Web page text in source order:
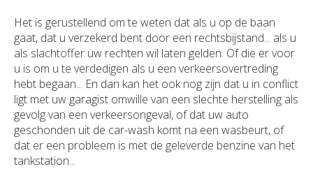
Het is gerustellend om te weten dat als u op de baan
gaat, dat u verzekerd bent door een rechtsbijstand... als u
als slachtoffer uw rechten wil laten gelden. Of die er voor
u is om u te verdedigen als u een verkeersovertreding
hebt begaan... En dan kan het ook nog zijn dat u in conflict
ligt met uw garagist omwille van een slechte herstelling als
gevolg van een verkeersongeval, of dat uw auto
geschonden uit de car-wash komt na een wasbeurt, of
dat er een probleem is met de geleverde benzine van het
tankstation...